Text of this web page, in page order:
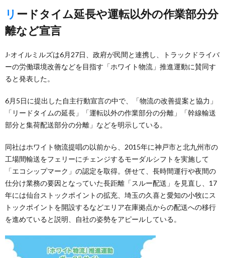
リードタイム延長や運転以外の作業部分分
離など宣言
J-オイルミルズは6月27日、政府が民間と連携し、トラックドライバ
ーの労働環境改善などを目指す「ホワイト物流」推進運動に賛同す
ると発表した。
6月5日に提出した自主行動宣言の中で、「物流の改善提案と協力」
「リードタイムの延長」「運転以外の作業部分の分離」「幹線輸送
部分と集荷配送部分の分離」などを明示している。
同社はホワイト物流提唱の以前から、2015年に神戸市と北九州市の
工場間輸送をフェリーにチェンジするモーダルシフトを実施して
「エコシップマーク」の認定を取得。併せて、長時間運行や夜間の
仕分け業務の要因となっていた長距離「スルー配送」を見直し、17
年には仙台ストックポイントの拡充、埼玉の久喜と愛知の小牧にス
トックポイントを開設するなどエリア在庫拠点からの配送への移行
を進めていると説明、自社の姿勢をアピールしている。